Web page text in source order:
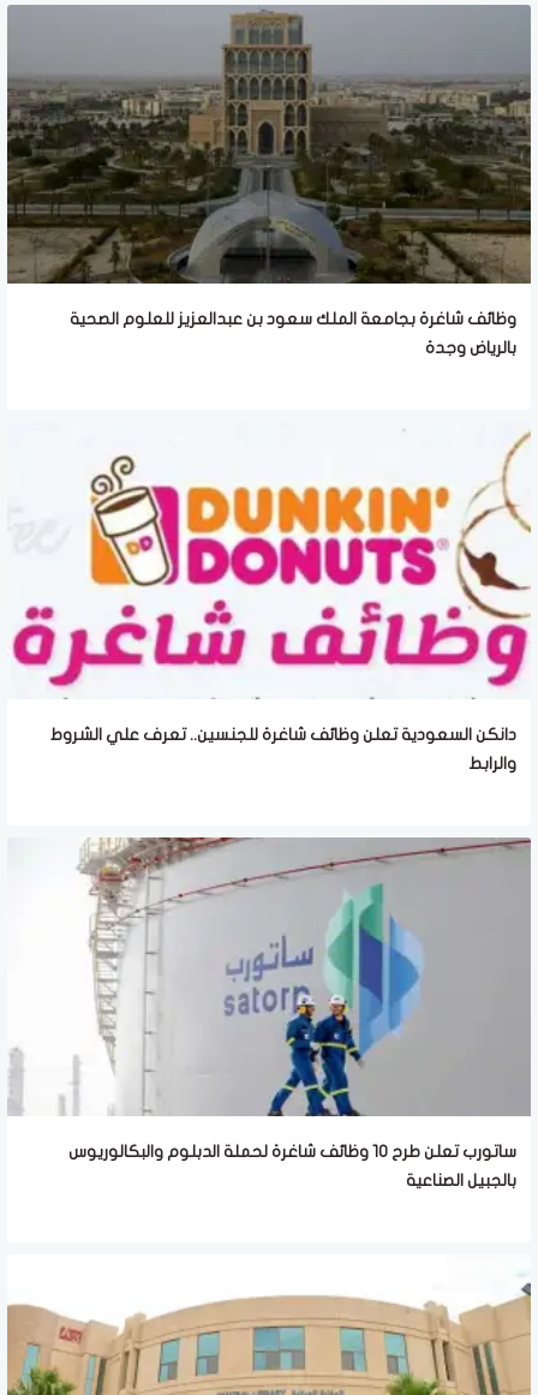
وظائف شاغرة بجامعة الملك سعود بن عبدالعزيز للعلوم الصحية
بالرياض وجدة
دانكن السعودية تعلن وظائف شاغرة للجنسين.. تعرف علي الشروط
والرابط
ساتورب تعلن طرح 10 وظائف شاغرة لحملة الدبلوم والبكالوريوس
بالجبيل الصناعية